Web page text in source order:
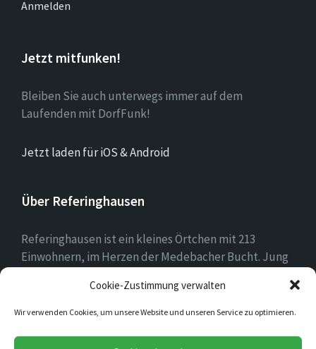
Cookie-Zustimmung verwalten
Wir verwenden Cookies, um unsere Website und unseren Service zu optimieren.
Anmelden
Jetzt mitfunken!
Bleiben Sie auch unterwegs immer auf dem
Laufenden mit DorfFunk!
Jetzt laden für iOS & Android
Über Referinghausen
Referinghausen ist ein kleines Örtchen mit 213
Einwohnern, im Herzen der Medebacher Bucht. Jung
Einwohnern sind wir klein aber oho!